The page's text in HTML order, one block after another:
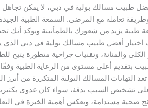
طبيب مسالك بولية في دبي، لا يمكن
تعامله مع المرضى. السمعة الطبية الجيدة
طيبة يزيد من شعورك بالطمأنينة ويؤكد
اختيار أفضل طبيب مسالك بولية في دبي الذي
والمثانة، وتقنيات جراحية متطورة يتيح
بتقديم أعلى مستوى من الرعاية الطبية وفقًا
المسالك البولية المتكررة من أبرز
على تشخيص السبب بدقة، سواء كان عدوى
صحية مستدامة، ويعكس أهمية الخبرة في